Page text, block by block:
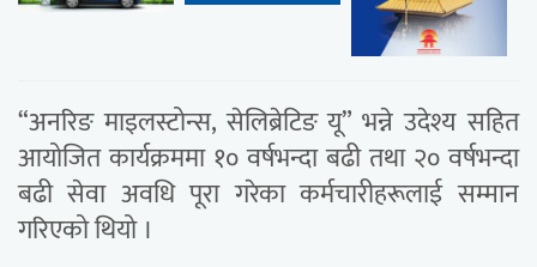
“अनरिङ माइलस्टोन्स, सेलिब्रेटिङ यू” भन्ने उदेश्य सहित
आयोजित कार्यक्रममा १० वर्षभन्दा बढी तथा २० वर्षभन्दा
बढी सेवा अवधि पूरा गरेका कर्मचारीहरूलाई सम्मान
गरिएको थियो ।